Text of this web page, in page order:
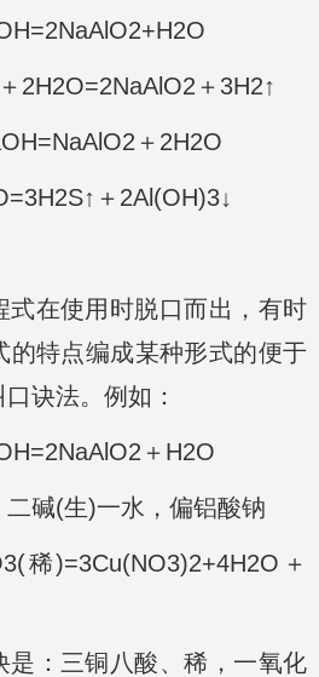
2H2O=2NaAlO2＋3H2↑
＋2H2O
＋2Al(OH)3↓
式在使用时脱口而出，有时
的特点编成某种形式的便于
诀法。例如：
＋H2O
碱(生)一水，偏铝酸钠
稀)=3Cu(NO3)2+4H2O＋
是：三铜八酸、稀，一氧化